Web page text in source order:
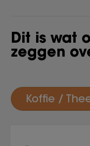
Dit is wat
zeggen
Koffie /